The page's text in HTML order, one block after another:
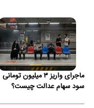
ماجرای واریز ۳ میلیون تومانی
سود سهام عدالت چیست؟